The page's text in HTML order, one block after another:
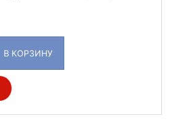
В КОРЗИНУ